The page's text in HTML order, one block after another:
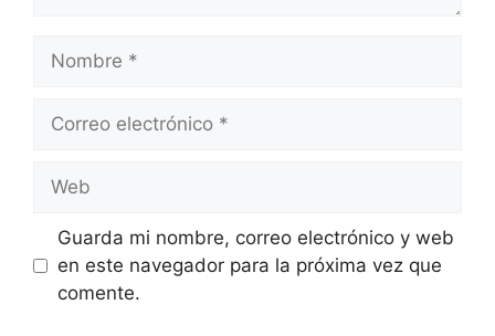
Nombre
Correo
Web
Guarda mi nombre, correo electrónico y web
en este navegador para la próxima vez que
comente.